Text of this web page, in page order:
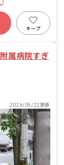
社会性の装着
らせの作成
キープ
属病院すぎ
2026/05/22更新